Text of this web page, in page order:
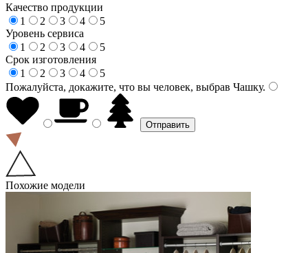
Качество продукции
1
2 3 4
5
Уровень сервиса
1
2 3 4
5
Срок изготовления
1
2 3 4
5
Пожалуйста, докажите, что вы человек, выбрав Чашку.
Похожие модели